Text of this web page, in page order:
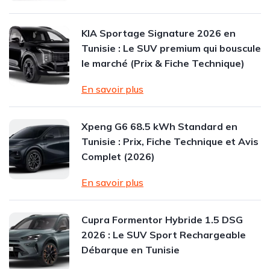
KIA Sportage Signature 2026 en
Tunisie : Le SUV premium qui bouscule
le marché (Prix & Fiche Technique)
En savoir plus
Xpeng G6 68.5 kWh Standard en
Tunisie : Prix, Fiche Technique et Avis
Complet (2026)
En savoir plus
Cupra Formentor Hybride 1.5 DSG
2026 : Le SUV Sport Rechargeable
Débarque en Tunisie